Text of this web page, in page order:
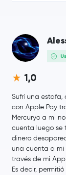
1,0
Sufrí una
con Apple Pay
Mercuryo a mi
cuenta luego se
dinero
una cuenta a mi
través de mi
Es decir,